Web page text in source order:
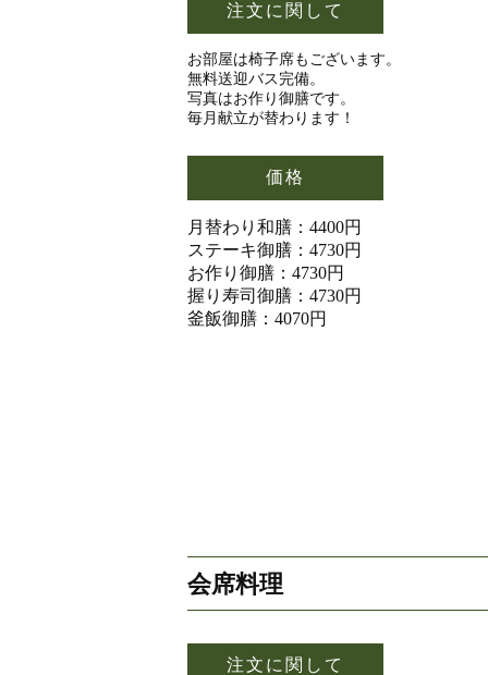
注文に関して
お部屋は椅子席もございます。
無料送迎バス完備。
写真はお作り御膳です。
毎月献立が替わります！
価格
月替わり和膳：4400円
ステーキ御膳：4730円
お作り御膳：4730円
握り寿司御膳：4730円
釜飯御膳：4070円
会席料理
注文に関して